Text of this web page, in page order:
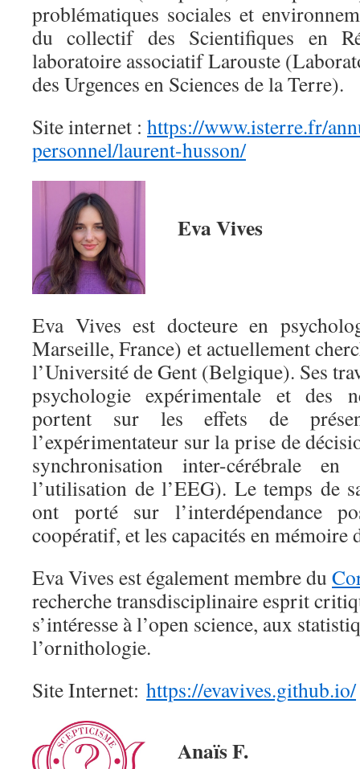
problématiques sociales et
du collectif des Scientifiques en
laboratoire associatif Larouste
des Urgences en Sciences de la Terre).
Site internet : https://www.isterre.fr/
personnel/laurent-husson/
Eva Vives
Eva Vives est docteure en
Marseille, France) et actuellement
l’Université de Gent (Belgique). Ses
psychologie expérimentale et des
portent sur les effets de
l’expérimentateur sur la prise de
synchronisation inter-cérébrale
l’utilisation de l’EEG). Le temps de
ont porté sur l’interdépendance
coopératif, et les capacités en
Eva Vives est également membre du
recherche transdisciplinaire esprit
s’intéresse à l’open science, aux
l’ornithologie.
Site Internet: https://evavives.github.io/
Anaïs F.